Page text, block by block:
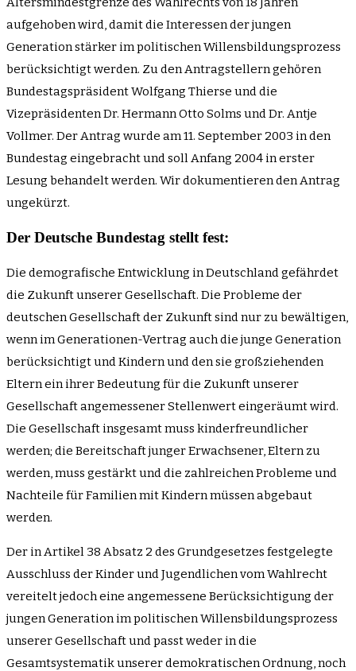
aufgehoben wird, damit die Interessen der jungen
Generation stärker im politischen Willensbildungsprozess
berücksichtigt werden. Zu den Antragstellern gehören
Bundestagspräsident Wolfgang Thierse und die
Vizepräsidenten Dr. Hermann Otto Solms und Dr. Antje
Vollmer. Der Antrag wurde am 11. September 2003 in den
Bundestag eingebracht und soll Anfang 2004 in erster
Lesung behandelt werden. Wir dokumentieren den Antrag
ungekürzt.
Der Deutsche Bundestag stellt fest:
Die demografische Entwicklung in Deutschland gefährdet
die Zukunft unserer Gesellschaft. Die Probleme der
deutschen Gesellschaft der Zukunft sind nur zu bewältigen,
wenn im Generationen-Vertrag auch die junge Generation
berücksichtigt und Kindern und den sie großziehenden
Eltern ein ihrer Bedeutung für die Zukunft unserer
Gesellschaft angemessener Stellenwert eingeräumt wird.
Die Gesellschaft insgesamt muss kinderfreundlicher
werden; die Bereitschaft junger Erwachsener, Eltern zu
werden, muss gestärkt und die zahlreichen Probleme und
Nachteile für Familien mit Kindern müssen abgebaut
werden.
Der in Artikel 38 Absatz 2 des Grundgesetzes festgelegte
Ausschluss der Kinder und Jugendlichen vom Wahlrecht
vereitelt jedoch eine angemessene Berücksichtigung der
jungen Generation im politischen Willensbildungsprozess
unserer Gesellschaft und passt weder in die
Gesamtsystematik unserer demokratischen Ordnung, noch